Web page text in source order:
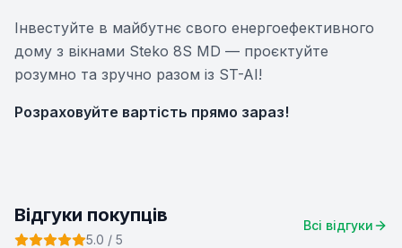
Інвестуйте в майбутнє свого енергоефективного
дому з вікнами Steko 8S MD — проєктуйте
розумно та зручно разом із ST-AI!
Розраховуйте вартість прямо зараз!
Відгуки покупців
5.0 / 5
Всі відгуки